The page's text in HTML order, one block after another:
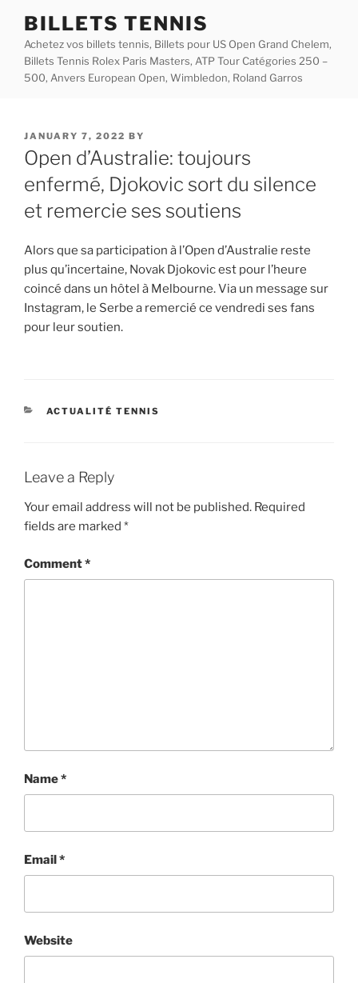
content
BILLETS TENNIS
Achetez vos billets tennis, Billets pour US Open Grand Chelem,
Billets Tennis Rolex Paris Masters, ATP Tour Catégories 250 –
500, Anvers European Open, Wimbledon, Roland Garros
POSTED
ON
JANUARY 7, 2022 BY
Open d’Australie: toujours
enfermé, Djokovic sort du silence
et remercie ses soutiens
Alors que sa participation à l’Open d’Australie reste
plus qu’incertaine, Novak Djokovic est pour l’heure
coincé dans un hôtel à Melbourne. Via un message sur
Instagram, le Serbe a remercié ce vendredi ses fans
pour leur soutien.
CATEGORIES
ACTUALITÉ TENNIS
Leave a Reply
Your email address will not be published. Required
fields are marked *
Comment*
Name*
Email*
Website